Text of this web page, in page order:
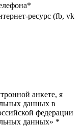
*
ресурс (fb, vk
анкете, я
данных в
федерации
данных» *